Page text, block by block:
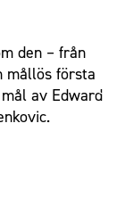
den – från
mållös första
av Edward